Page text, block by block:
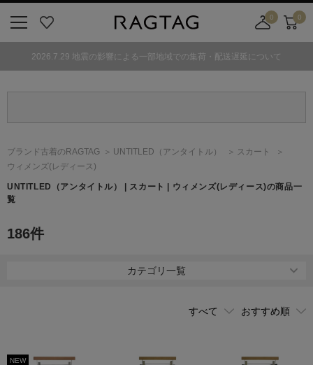
気
0
舗
カ
ト
0
2026.7.29 地震の影響による一部地域での集荷・配送遅延について
ブランド古着のRAGTAG UNTITLED （アンタイトル）
スカート
ウィメンズ(レディース)
UNTITLED （アンタイトル）
| スカート | ウィメンズ(レディース)の商品一
覧
186件
カテゴリ一覧
NEW